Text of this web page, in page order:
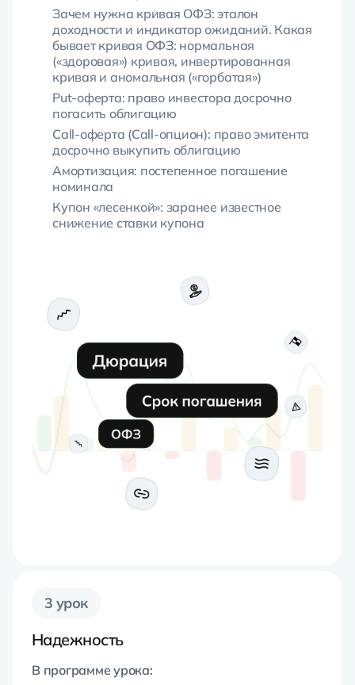
Зачем нужна кривая ОФЗ: эталон
доходности и индикатор ожиданий. Какая
бывает кривая ОФЗ: нормальная
(«здоровая») кривая, инвертированная
кривая и аномальная («горбатая»)
Put-оферта: право инвестора досрочно
погасить облигацию
Call-оферта (Call-опцион): право эмитента
досрочно выкупить облигацию
Амортизация: постепенное погашение
номинала
Купон «лесенкой»: заранее известное
снижение ставки купона
3 урок
Надежность
В программе урока: